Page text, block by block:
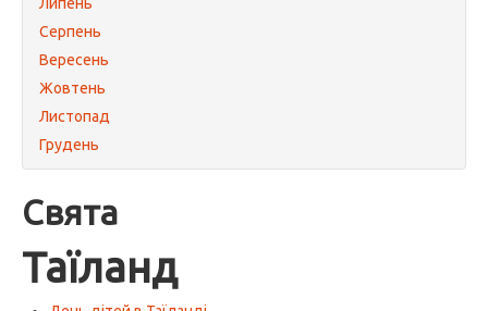
Серпень
Вересень
Жовтень
Листопад
Грудень
Свята
Таїланд